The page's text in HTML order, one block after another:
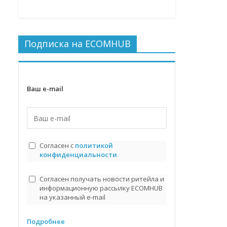
Подписка на ECOMHUB
Ваш e-mail
Согласен с политикой
конфиденциальности
Согласен получать новости ритейла и
информационную рассылку ECOMHUB
на указанный e-mail
Подробнее